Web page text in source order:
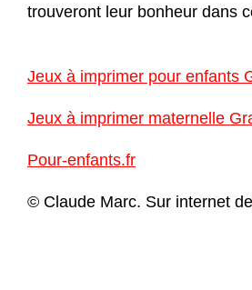
trouveront leur bonheur dans
Jeux à imprimer pour enfants
Jeux à imprimer maternelle
Pour-enfants.fr
© Claude Marc. Sur internet